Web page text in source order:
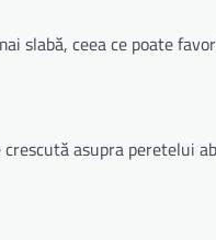
slabă, ceea ce poate
asupra peretelui